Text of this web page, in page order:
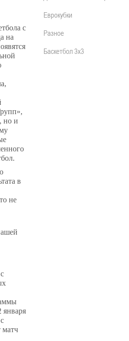
с
на
но и
в
не
января
матч
Еврокубки
Разное
Баскетбол 3х3